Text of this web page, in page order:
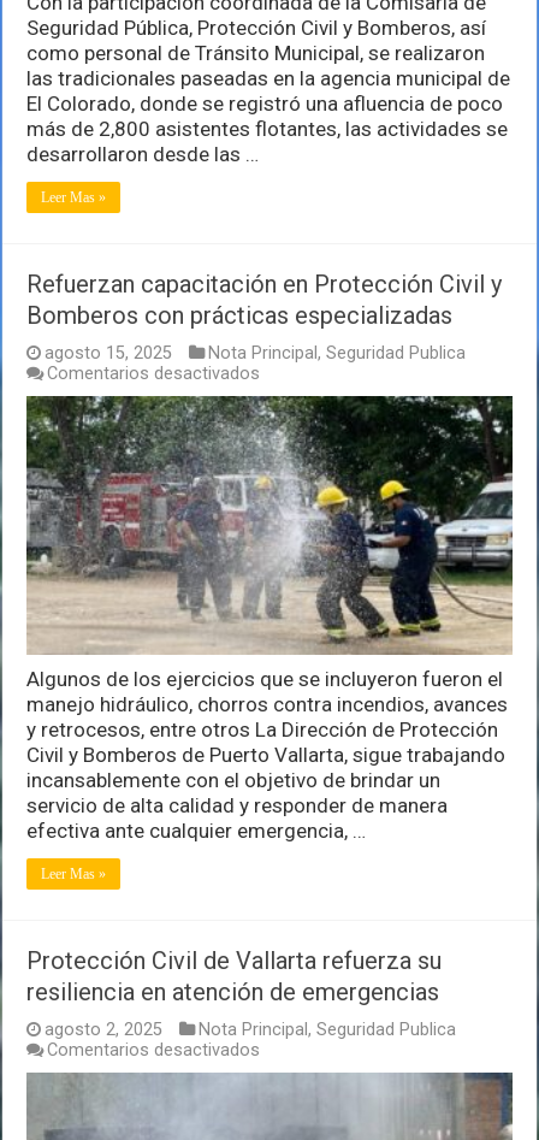
Seguridad Pública, Protección Civil y Bomberos, así
como personal de Tránsito Municipal, se realizaron
las tradicionales paseadas en la agencia municipal de
El Colorado, donde se registró una afluencia de poco
más de 2,800 asistentes flotantes, las actividades se
desarrollaron desde las …
Leer Mas »
Refuerzan capacitación en Protección Civil y
Bomberos con prácticas especializadas
agosto 15, 2025 Nota Principal,Seguridad Publica
Comentarios desactivados
Refuerzan
capacitación
en
Protección
Civil
y
Bomberos
con
prácticas
especializadas
Algunos de los ejercicios que se incluyeron fueron el
manejo hidráulico, chorros contra incendios, avances
y retrocesos, entre otros La Dirección de Protección
Civil y Bomberos de Puerto Vallarta, sigue trabajando
incansablemente con el objetivo de brindar un
servicio de alta calidad y responder de manera
efectiva ante cualquier emergencia, …
Leer Mas »
Protección Civil de Vallarta refuerza su
resiliencia en atención de emergencias
agosto 2, 2025 Nota Principal,Seguridad Publica
Comentarios desactivados
Protección
Vallarta